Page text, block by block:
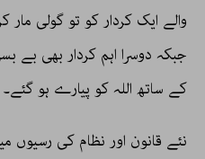
والے ایک کردار کو تو گولی مار
جبکہ دوسرا اہم کردار بھی بے
کے ساتھ اللہ کو پیارے ہو گئے۔
نئے قانون اور نظام کی